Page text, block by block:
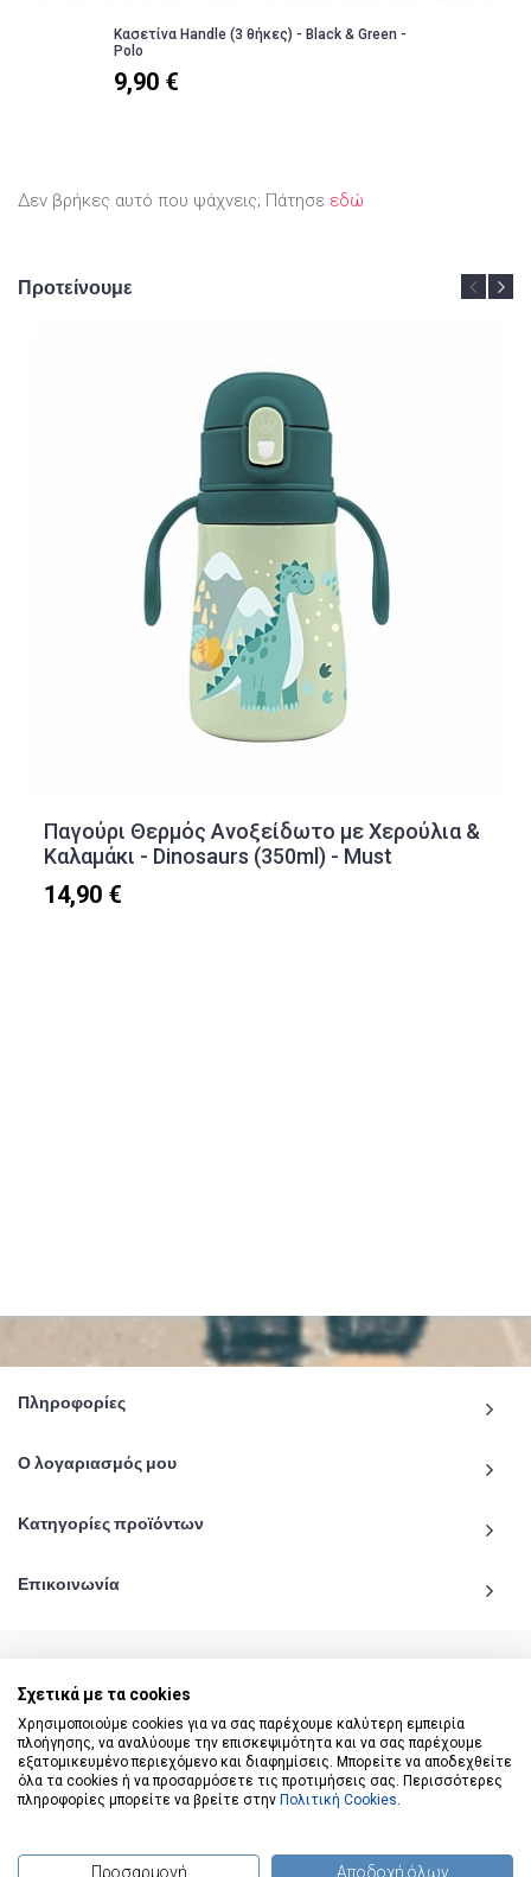
Κασετίνα Handle (3 θήκες) - Black & Green -
Polo
9,90 €
Δεν βρήκες αυτό που ψάχνεις; Πάτησε εδώ
Προτείνουμε
Παγούρι Θερμός Ανοξείδωτο με Χερούλια &
Καλαμάκι - Dinosaurs (350ml) - Must
14,90 €
Πληροφορίες
Ο λογαριασμός μου
Κατηγορίες προϊόντων
Επικοινωνία
© 2020 - 2026 katiginetai.gr All Rights Reserved.
Σχετικά με τα cookies
Χρησιμοποιούμε cookies για να σας παρέχουμε καλύτερη εμπειρία
πλοήγησης, να αναλύουμε την επισκεψιμότητα και να σας παρέχουμε
εξατομικευμένο περιεχόμενο και διαφημίσεις. Μπορείτε να αποδεχθείτε
όλα τα cookies ή να προσαρμόσετε τις προτιμήσεις σας. Περισσότερες
πληροφορίες μπορείτε να βρείτε στην Πολιτική Cookies.
Προσαρμογή Αποδοχή όλων